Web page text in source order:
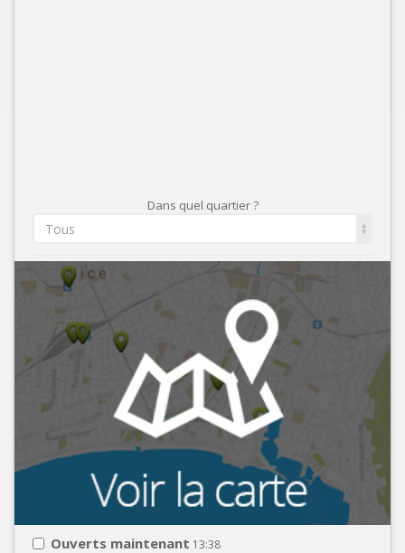
Dans quel quartier ?
Tous
Ouverts maintenant 13:38